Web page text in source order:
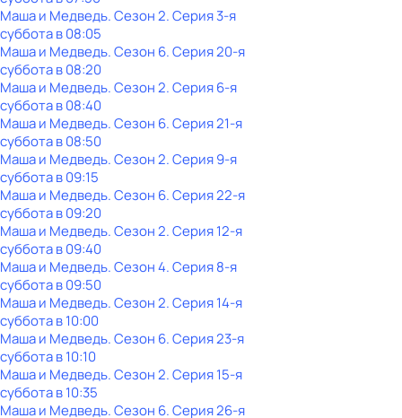
Маша и Медведь. Сезон 2. Серия 3-я
субботав08:05
Маша и Медведь. Сезон 6. Серия 20-я
субботав08:20
Маша и Медведь. Сезон 2. Серия 6-я
субботав08:40
Маша и Медведь. Сезон 6. Серия 21-я
субботав08:50
Маша и Медведь. Сезон 2. Серия 9-я
субботав09:15
Маша и Медведь. Сезон 6. Серия 22-я
субботав09:20
Маша и Медведь. Сезон 2. Серия 12-я
субботав09:40
Маша и Медведь. Сезон 4. Серия 8-я
субботав09:50
Маша и Медведь. Сезон 2. Серия 14-я
субботав10:00
Маша и Медведь. Сезон 6. Серия 23-я
субботав10:10
Маша и Медведь. Сезон 2. Серия 15-я
субботав10:35
Маша и Медведь. Сезон 6. Серия 26-я